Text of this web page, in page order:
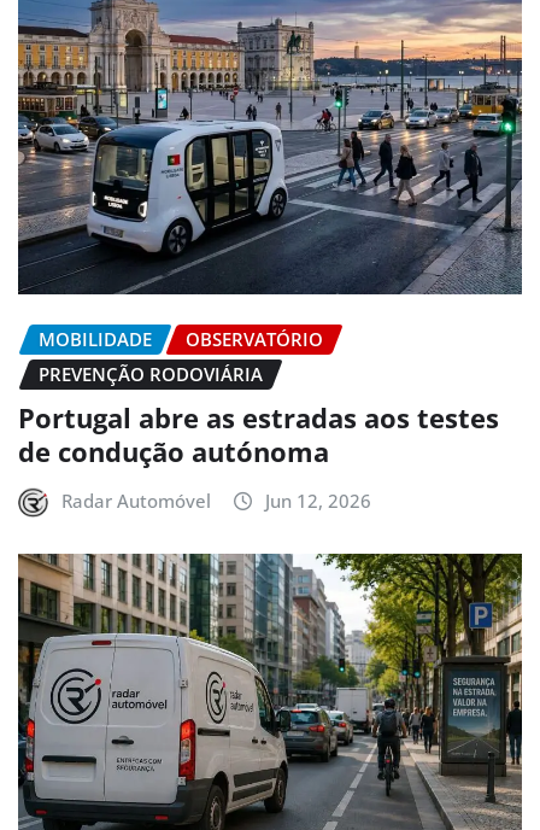
MOBILIDADE
OBSERVATÓRIO
PREVENÇÃO RODOVIÁRIA
Portugal abre as estradas aos testes
de condução autónoma
Radar Automóvel Jun 12, 2026